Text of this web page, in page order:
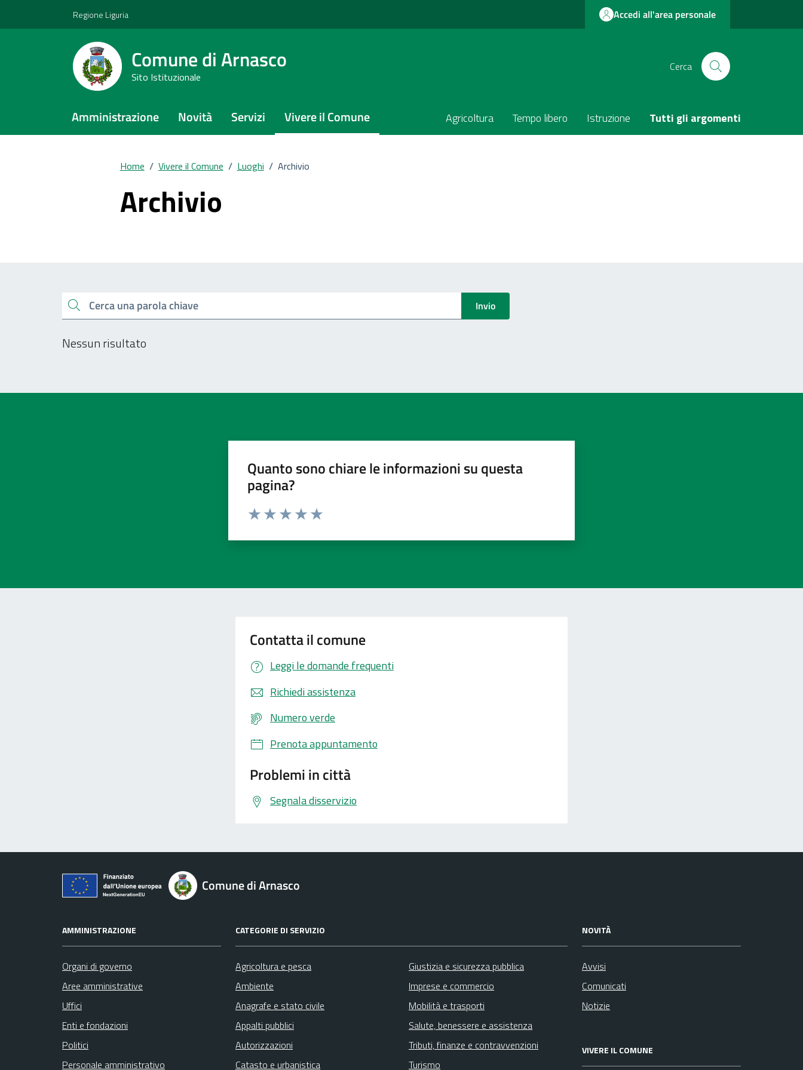
Regione Liguria Accedi all'area personale
Comune di Arnasco
Sito Istituzionale
Cerca
Amministrazione Novità Servizi Vivere il Comune Agricoltura Tempo libero Istruzione Tutti gli argomenti
Home / Vivere il Comune / Luoghi / Archivio
Archivio
Cerca una parola chiave Invio
Nessun risultato
Quanto sono chiare le informazioni su questa
pagina?
Contatta il comune
Leggi le domande frequenti
Richiedi assistenza
Numero verde
Prenota appuntamento
Problemi in città
Segnala disservizio
Comune di Arnasco
AMMINISTRAZIONE
Organi di governo
Aree amministrative
Uffici
Enti e fondazioni
Politici
Personale amministrativo
CATEGORIE DI SERVIZIO
Agricoltura e pesca
Ambiente
Anagrafe e stato civile
Appalti pubblici
Autorizzazioni
Catasto e urbanistica
Giustizia e sicurezza pubblica
Imprese e commercio
Mobilità e trasporti
Salute, benessere e assistenza
Tributi, finanze e contravvenzioni
Turismo
NOVITÀ
Avvisi
Comunicati
Notizie
VIVERE IL COMUNE